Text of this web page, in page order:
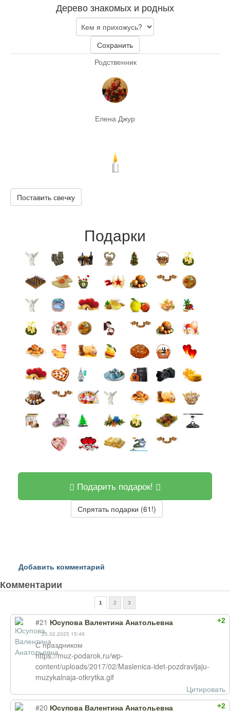
Дерево знакомых и родных
Сохранить
Родственник
Елена Джур
Поставить свечку
Подарки
Подарить подарок!
Спрятать подарки (61!)
Добавить комментарий
Комментарии
1 2 3
+2
#21 Юсупова Валентина Анатольевна
25.02.2025 15:49
С праздником
https://muz-podarok.ru/wp-
content/uploads/2017/02/Maslenica-idet-pozdravljaju-
muzykalnaja-otkrytka.gif
Цитировать
+2
#20 Юсупова Валентина Анатольевна